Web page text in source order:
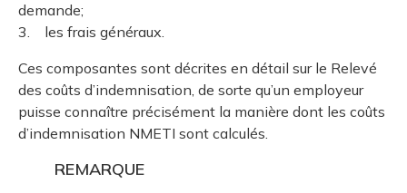
demande;
3. les frais généraux.
Ces composantes sont décrites en détail sur le Relevé
des coûts d’indemnisation, de sorte qu’un employeur
puisse connaître précisément la manière dont les coûts
d’indemnisation NMETI sont calculés.
REMARQUE